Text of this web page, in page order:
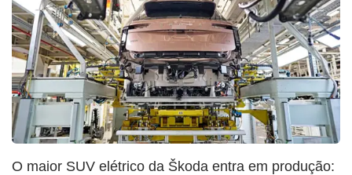
O maior SUV elétrico da Škoda entra em produção: